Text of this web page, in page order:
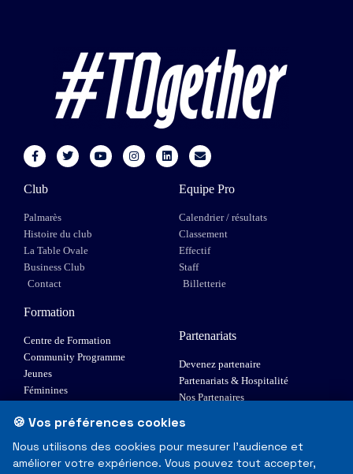
Club
Palmarès
Histoire du club
La Table Ovale
Business Club
Contact
Equipe Pro
Calendrier / résultats
Classement
Effectif
Staff
Billetterie
Formation
Centre de Formation
Community Programme
Jeunes
Féminines
Elite 1
Partenariats
Devenez partenaire
Partenariats & Hospitalité
Nos Partenaires
🍪 Vos préférences cookies
Nous utilisons des cookies pour mesurer l'audience et
améliorer votre expérience. Vous pouvez tout accepter,